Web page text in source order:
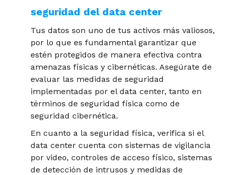
seguridad del data center
Tus datos son uno de tus activos más valiosos,
por lo que es fundamental garantizar que
estén protegidos de manera efectiva contra
amenazas físicas y cibernéticas. Asegúrate de
evaluar las medidas de seguridad
implementadas por el data center, tanto en
términos de seguridad física como de
seguridad cibernética.
En cuanto a la seguridad física, verifica si el
data center cuenta con sistemas de vigilancia
por video, controles de acceso físico, sistemas
de detección de intrusos y medidas de